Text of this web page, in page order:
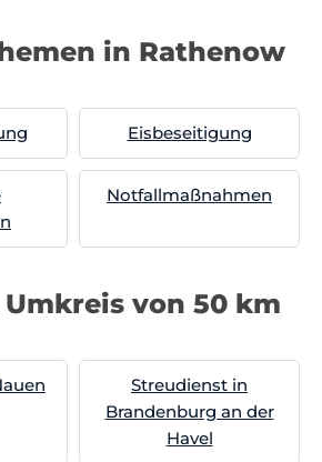
in Rathenow
Eisbeseitigung
Notfallmaßnahmen
von 50 km
Streudienst in
Brandenburg an der
Havel